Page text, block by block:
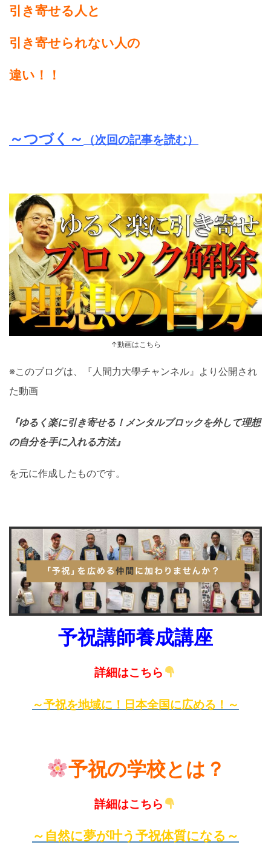
引き寄せる人と
引き寄せられない人の
違い！！
～つづく～ （次回の記事を読む）
↑動画はこちら
※このブログは、『人間力大學チャンネル』より公開され
た動画
『ゆるく楽に引き寄せる！メンタルブロックを外して理想
の自分を手に入れる方法』
を元に作成したものです。
予祝講師養成講座
詳細はこちら
～予祝を地域に！日本全国に広める！～
予祝の学校とは？
詳細はこちら
～自然に夢が叶う予祝体質になる～